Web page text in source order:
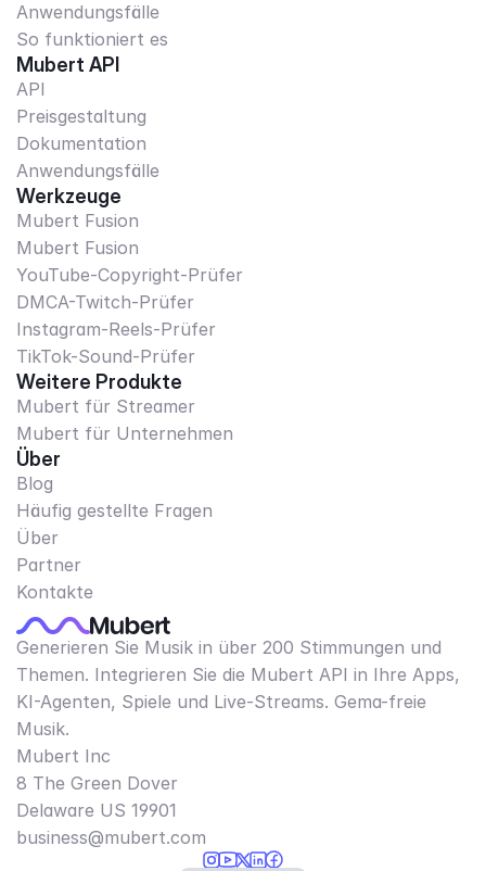
Anwendungsfälle
So funktioniert es
Mubert API
API
Preisgestaltung
Dokumentation
Anwendungsfälle
Werkzeuge
Mubert Fusion
Mubert Fusion
YouTube-Copyright-Prüfer
DMCA-Twitch-Prüfer
Instagram-Reels-Prüfer
TikTok-Sound-Prüfer
Weitere Produkte
Mubert für Streamer
Mubert für Unternehmen
Über
Blog
Häufig gestellte Fragen
Über
Partner
Kontakte
Generieren Sie Musik in über 200 Stimmungen und
Themen. Integrieren Sie die Mubert API in Ihre Apps,
KI-Agenten, Spiele und Live-Streams. Gema-freie
Musik.
Mubert Inc
8 The Green Dover
Delaware US 19901​
business@mubert.com